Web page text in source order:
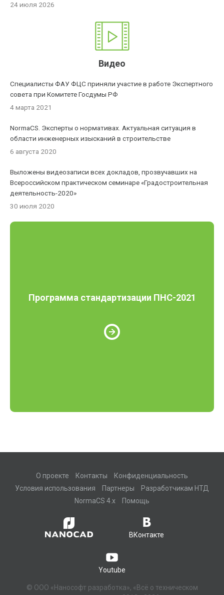
24 июля 2026
Видео
Специалисты ФАУ ФЦС приняли участие в работе Экспертного
совета при Комитете Госдумы РФ
4 марта 2021
NormaCS. Эксперты о нормативах. Актуальная ситуация в
области инженерных изысканий в строительстве
6 августа 2020
Выложены видеозаписи всех докладов, прозвучавших на
Всероссийском практическом семинаре «Градостроительная
деятельность-2020»
30 июля 2020
Программа стандартизации ПНС-2021
О проекте Контакты
Конфиденциальность
Условия использования
Партнеры
Разработчикам НТД
NormaCS 4.x
Помощь
ВКонтакте
Youtube
© ООО «Нанософт разработка», «Всё о техническом